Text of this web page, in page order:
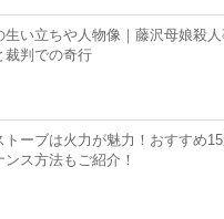
生い立ちや人物像｜藤沢母娘殺
裁判での奇行
トーブは火力が魅力！おすすめ
ンス方法もご紹介！